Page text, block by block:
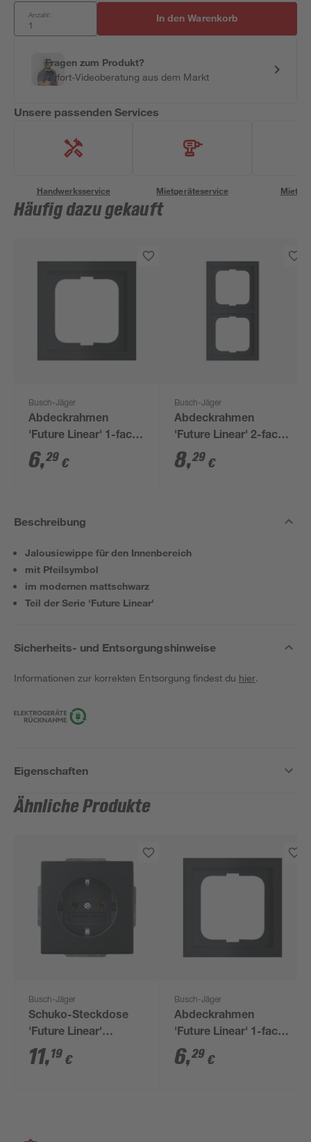
Anzahl: In den Warenkorb
Fragen zum Produkt?
Sofort-Videoberatung aus dem Markt
Unsere passenden Services
Handwerksservice Mietgeräteservice
Häufig dazu gekauft
Busch-Jäger
Abdeckrahmen
'Future Linear' 1-fach
mattschwarz
6,29 €
Busch-Jäger
Abdeckrahmen
'Future Linear' 2-fach
mattschwarz
8,29 €
Beschreibung
Jalousiewippe für den Innenbereich
mit Pfeilsymbol
im modernen mattschwarz
Teil der Serie 'Future Linear'
Sicherheits- und Entsorgungshinweise
Informationen zur korrekten Entsorgung findest du hier.
Eigenschaften
Ähnliche Produkte
Busch-Jäger
Schuko-Steckdose
'Future Linear'
mattschwarz
11,19 €
Busch-Jäger
Abdeckrahmen
'Future Linear' 1-fach
mattschwarz
6,29 €